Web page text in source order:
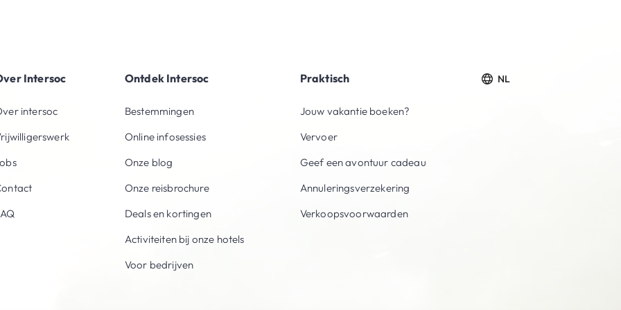
Intersoc
intersoc
Ontdek Intersoc
Bestemmingen
Online infosessies
Onze blog
Onze reisbrochure
Deals en kortingen
Activiteiten bij onze hotels
Voor bedrijven
Praktisch
Jouw vakantie boeken?
Vervoer
Geef een avontuur cadeau
Annuleringsverzekering
Verkoopsvoorwaarden
NL